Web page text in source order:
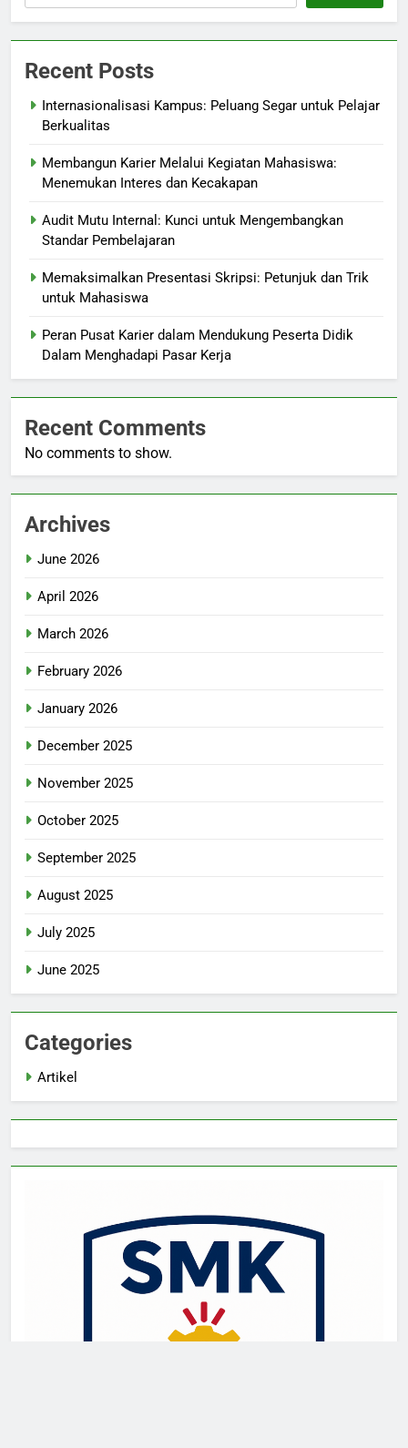
Recent Posts
Internasionalisasi Kampus: Peluang Segar untuk Pelajar
Berkualitas
Membangun Karier Melalui Kegiatan Mahasiswa:
Menemukan Interes dan Kecakapan
Audit Mutu Internal: Kunci untuk Mengembangkan
Standar Pembelajaran
Memaksimalkan Presentasi Skripsi: Petunjuk dan Trik
untuk Mahasiswa
Peran Pusat Karier dalam Mendukung Peserta Didik
Dalam Menghadapi Pasar Kerja
Recent Comments
No comments to show.
Archives
June 2026
April 2026
March 2026
February 2026
January 2026
December 2025
November 2025
October 2025
September 2025
August 2025
July 2025
June 2025
Categories
Artikel